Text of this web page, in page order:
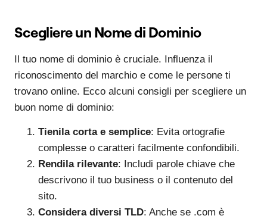
Scegliere un Nome di Dominio
Il tuo nome di dominio è cruciale. Influenza il
riconoscimento del marchio e come le persone ti
trovano online. Ecco alcuni consigli per scegliere un
buon nome di dominio:
Tienila corta e semplice: Evita ortografie
complesse o caratteri facilmente confondibili.
Rendila rilevante: Includi parole chiave che
descrivono il tuo business o il contenuto del
sito.
Considera diversi TLD: Anche se .com è